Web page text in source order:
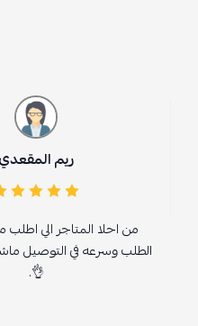
ريم المقعدي
من احلا المتاجر الي
الطلب وسرعه في التوصيل
👌.